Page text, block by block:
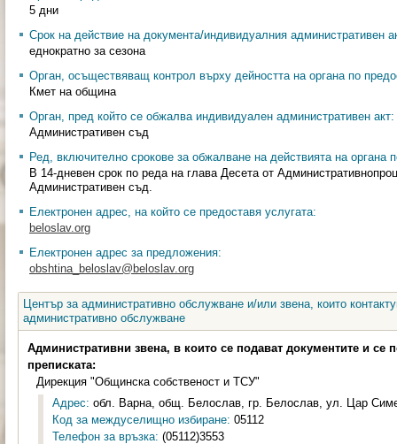
5 дни
Срок на действие на документа/индивидуалния административен
еднократно за сезона
Орган, осъществяващ контрол върху дейността на органа по
Кмет на община
Орган, пред който се обжалва индивидуален административен акт:
Административен съд
Ред, включително срокове за обжалване на действията на органа
В 14-дневен срок по реда на глава Десета от
Административен съд.
Електронен адрес, на който се предоставя услугата:
beloslav.org
Електронен адрес за предложения:
obshtina_beloslav@beloslav.org
Център за административно обслужване и/или звена, които
административно обслужване
Административни звена, в които се подават документите и се
преписката:
Дирекция "Общинска собственост и ТСУ"
Адрес: обл. Варна, общ. Белослав, гр. Белослав, ул. Цар
Код за междуселищно избиране: 05112
Телефон за връзка: (05112)3553